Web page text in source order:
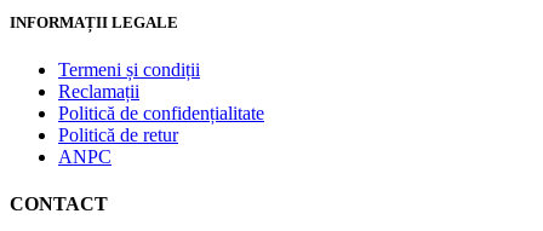
INFORMAȚII LEGALE
Termeni și condiții
Reclamații
Politică de confidențialitate
Politică de retur
ANPC
CONTACT